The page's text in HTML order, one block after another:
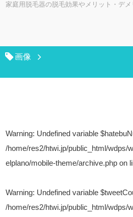
家庭用脱毛器の脱毛効果やメリット・デ
画像
Warning: Undefined variable
/home/res2/htwi.jp/public_html/wdps/
elplano/mobile-theme/archive.php on
Warning: Undefined variable
/home/res2/htwi.jp/public_html/wdps/